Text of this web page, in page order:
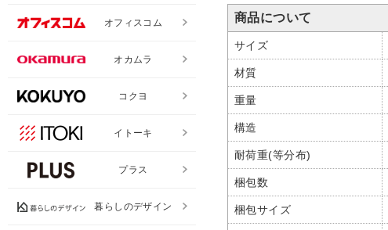
商品について
サイズ
材質
重量
構造
耐荷重(等分布)
梱包数
梱包サイズ
オフィスコム
オカムラ
コクヨ
イトーキ
プラス
暮らしのデザイン